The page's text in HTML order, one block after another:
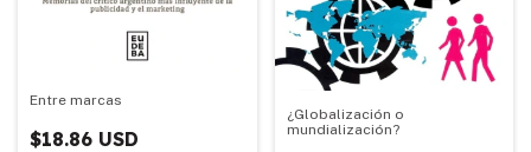
Entre marcas
$18.86 USD
¿Globalización o
mundialización?